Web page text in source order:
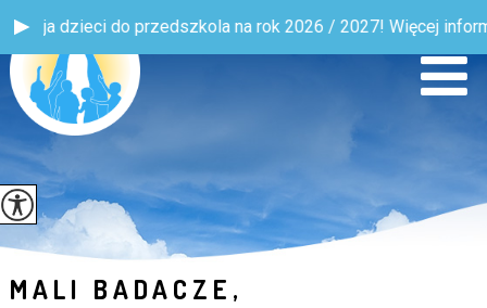
rok 2026 / 2027! Więcej informacji w zakładce Rodzic >>
MALI BADACZE,